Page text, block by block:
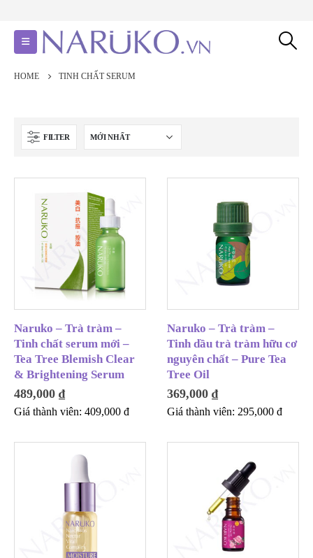
HOME TINH CHẤT SERUM
FILTER
Naruko – Trà tràm –
Tinh chất serum mới –
Tea Tree Blemish Clear
& Brightening Serum
489,000 ₫
Giá thành viên: 409,000 đ
Naruko – Trà tràm –
Tinh dầu trà tràm hữu cơ
nguyên chất – Pure Tea
Tree Oil
369,000 ₫
Giá thành viên: 295,000 đ